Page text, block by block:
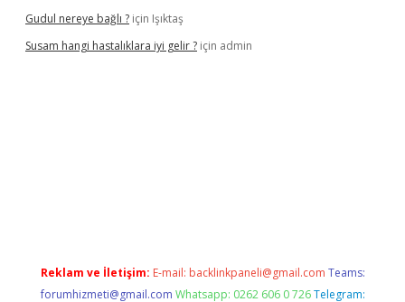
Gudul nereye bağlı ? için Işıktaş
Susam hangi hastalıklara iyi gelir ? için admin
Reklam ve İletişim: E-mail: backlinkpaneli@gmail.com Teams:
forumhizmeti@gmail.com Whatsapp: 0262 606 0 726 Telegram: